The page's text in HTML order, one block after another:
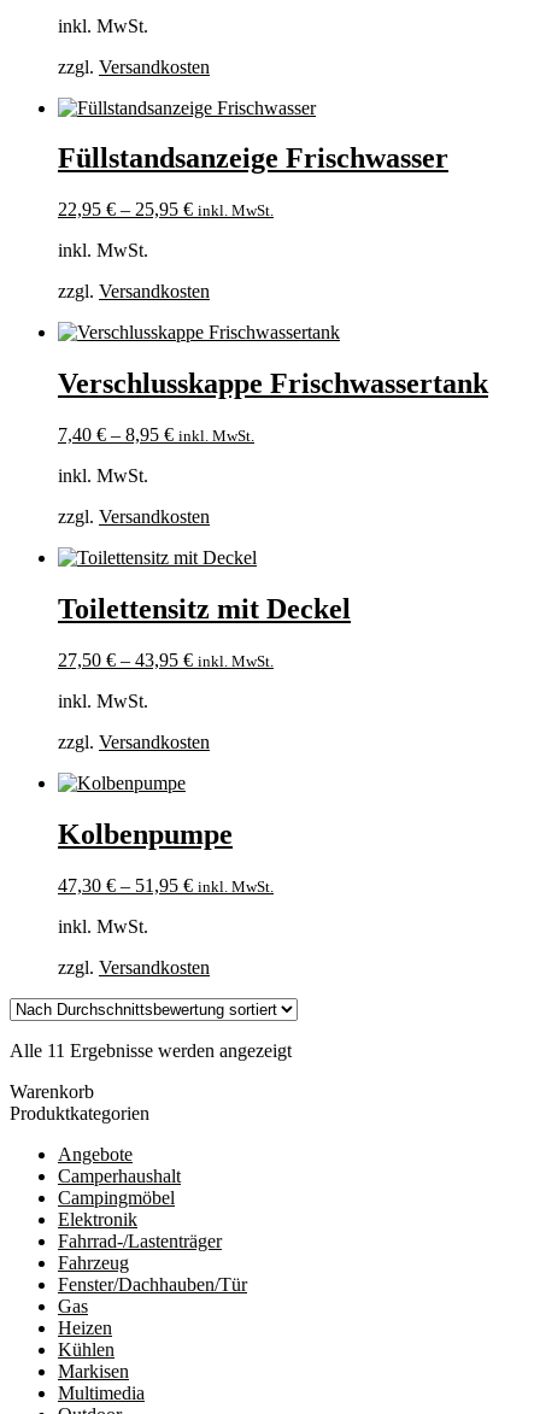
inkl. MwSt.
zzgl. Versandkosten
Füllstandsanzeige Frischwasser
22,95 € – 25,95 € inkl. MwSt.
inkl. MwSt.
zzgl. Versandkosten
Verschlusskappe Frischwassertank
7,40 € – 8,95 € inkl. MwSt.
inkl. MwSt.
zzgl. Versandkosten
Toilettensitz mit Deckel
27,50 € – 43,95 € inkl. MwSt.
inkl. MwSt.
zzgl. Versandkosten
Kolbenpumpe
47,30 € – 51,95 € inkl. MwSt.
inkl. MwSt.
zzgl. Versandkosten
Alle 11 Ergebnisse werden angezeigtNach
Warenkorb
Produktkategorien
Angebote
Camperhaushalt
Campingmöbel
Elektronik
Fahrrad-/Lastenträger
Fahrzeug
Fenster/Dachhauben/Tür
Gas
Heizen
Kühlen
Markisen
Multimedia